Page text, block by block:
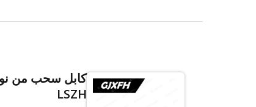
LSZH